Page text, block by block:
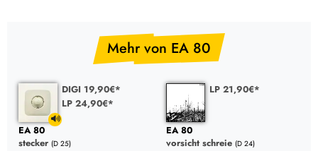
Mehr von EA 80
DIGI 19,90€*
LP 24,90€*
EA 80
stecker (D 25)
LP 21,90€*
EA 80
vorsicht schreie (D 24)